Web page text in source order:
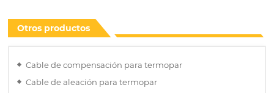
Otros productos
Cable de compensación para termopar
Cable de aleación para termopar